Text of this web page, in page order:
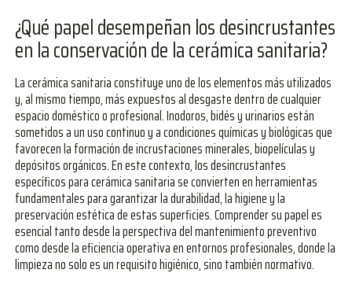
¿Qué papel desempeñan los desincrustantes
en la conservación de la cerámica sanitaria?
La cerámica sanitaria constituye uno de los elementos más utilizados
y, al mismo tiempo, más expuestos al desgaste dentro de cualquier
espacio doméstico o profesional. Inodoros, bidés y urinarios están
sometidos a un uso continuo y a condiciones químicas y biológicas que
favorecen la formación de incrustaciones minerales, biopelículas y
depósitos orgánicos. En este contexto, los desincrustantes
específicos para cerámica sanitaria se convierten en herramientas
fundamentales para garantizar la durabilidad, la higiene y la
preservación estética de estas superficies. Comprender su papel es
esencial tanto desde la perspectiva del mantenimiento preventivo
como desde la eficiencia operativa en entornos profesionales, donde la
limpieza no solo es un requisito higiénico, sino también normativo.